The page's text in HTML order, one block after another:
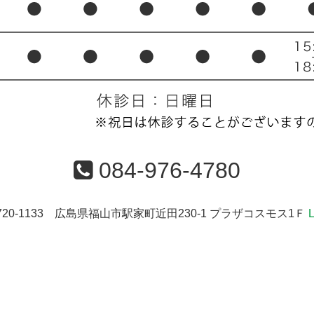
084-976-4780
1133 広島県福山市駅家町近田230-1 プラザコスモス1Ｆ